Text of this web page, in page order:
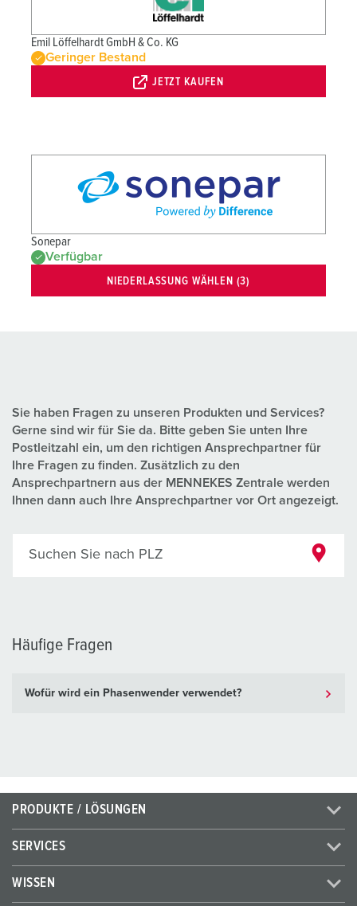
Emil Löffelhardt GmbH & Co. KG
Geringer Bestand
JETZT KAUFEN
Sonepar
Verfügbar
NIEDERLASSUNG WÄHLEN (3)
Sie haben Fragen zu unseren Produkten und Services?
Gerne sind wir für Sie da. Bitte geben Sie unten Ihre
Postleitzahl ein, um den richtigen Ansprechpartner für
Ihre Fragen zu finden. Zusätzlich zu den
Ansprechpartnern aus der MENNEKES Zentrale werden
Ihnen dann auch Ihre Ansprechpartner vor Ort angezeigt.
Suchen Sie nach PLZ
Häufige Fragen
Wofür wird ein Phasenwender verwendet?
PRODUKTE / LÖSUNGEN
SERVICES
WISSEN